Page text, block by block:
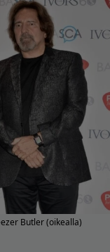
Butler (oikealla)